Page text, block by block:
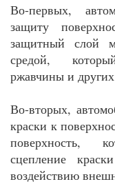
Во-первых,
защиту
защитный слой
средой,
ржавчины и
Во-вторых,
краски к
поверхность,
сцепление
воздействию